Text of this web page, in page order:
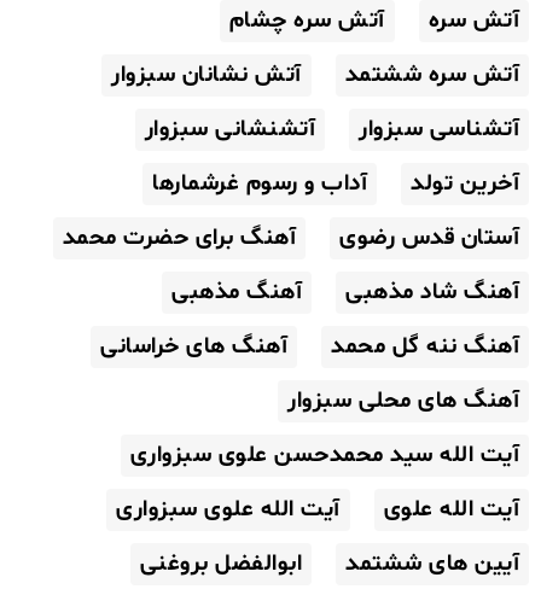
آتش سره
آتش سره چشام
آتش سره ششتمد
آتش نشانان سبزوار
آتشناسی سبزوار
آتشنشانی سبزوار
آخرین تولد
آداب و رسوم غرشمارها
آستان قدس رضوی
آهنگ برای حضرت محمد
آهنگ شاد مذهبی
آهنگ مذهبی
آهنگ ننه گل محمد
آهنگ های خراسانی
آهنگ های محلی سبزوار
آیت الله سید محمدحسن علوی سبزواری
آیت الله علوی
آیت الله علوی سبزواری
آیین های ششتمد
ابوالفضل بروغنی